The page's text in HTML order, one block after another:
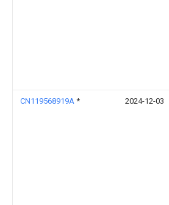
CN119568919A * 2024-12-03